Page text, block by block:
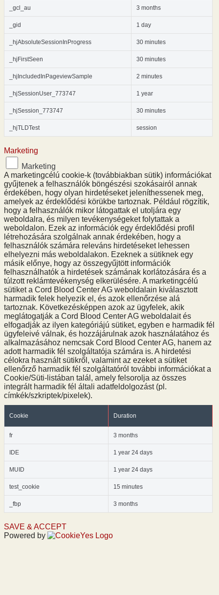
_gcl_au 3 months
_gid 1 day
_hjAbsoluteSessionInProgress 30 minutes
_hjFirstSeen 30 minutes
_hjIncludedInPageviewSample 2 minutes
_hjSessionUser_773747 1 year
_hjSession_773747 30 minutes
_hjTLDTest session
Marketing
Marketing
A marketingcélú cookie-k (továbbiakban sütik) információkat
gyűjtenek a felhasználók böngészési szokásairól annak
érdekében, hogy olyan hirdetéseket jeleníthessenek meg,
amelyek az érdeklődési körükbe tartoznak. Például rögzítik,
hogy a felhasználók mikor látogattak el utoljára egy
weboldalra, és milyen tevékenységeket folytattak a
weboldalon. Ezek az információk egy érdeklődési profil
létrehozására szolgálnak annak érdekében, hogy a
felhasználók számára releváns hirdetéseket lehessen
elhelyezni más weboldalakon. Ezeknek a sütiknek egy
másik előnye, hogy az összegyűjtött információk
felhasználhatók a hirdetések számának korlátozására és a
túlzott reklámtevékenység elkerülésére. A marketingcélú
sütiket a Cord Blood Center AG weboldalain kiválasztott
harmadik felek helyezik el, és azok ellenőrzése alá
tartoznak. Következésképpen azok az ügyfelek, akik
meglátogatják a Cord Blood Center AG weboldalait és
elfogadják az ilyen kategóriájú sütiket, egyben e harmadik fél
ügyfeleivé válnak, és hozzájárulnak azok használatához és
alkalmazásához nemcsak Cord Blood Center AG, hanem az
adott harmadik fél szolgáltatója számára is. A hirdetési
célokra használt sütikről, valamint az ezeket a sütiket
ellenőrző harmadik fél szolgáltatóról további információkat a
Cookie/Süti-listában talál, amely felsorolja az összes
integrált harmadik fél általi adatfeldolgozást (pl.
címkék/szkriptek/pixelek).
Cookie Duration
fr 3 months
IDE 1 year 24 days
MUID 1 year 24 days
test_cookie 15 minutes
_fbp 3 months
SAVE & ACCEPT
Powered by